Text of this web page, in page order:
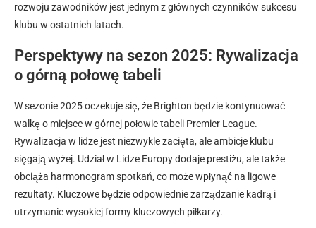
rozwoju zawodników jest jednym z głównych czynników sukcesu
klubu w ostatnich latach.
Perspektywy na sezon 2025: Rywalizacja
o górną połowę tabeli
W sezonie 2025 oczekuje się, że Brighton będzie kontynuować
walkę o miejsce w górnej połowie tabeli Premier League.
Rywalizacja w lidze jest niezwykle zacięta, ale ambicje klubu
sięgają wyżej. Udział w Lidze Europy dodaje prestiżu, ale także
obciąża harmonogram spotkań, co może wpłynąć na ligowe
rezultaty. Kluczowe będzie odpowiednie zarządzanie kadrą i
utrzymanie wysokiej formy kluczowych piłkarzy.